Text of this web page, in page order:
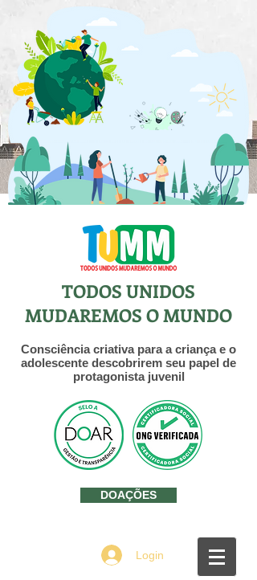
TODOS UNIDOS
MUDAREMOS O MUNDO
Consciência criativa para a criança e o
adolescente descobrirem seu papel de
protagonista juvenil
DOAÇÕES
Login